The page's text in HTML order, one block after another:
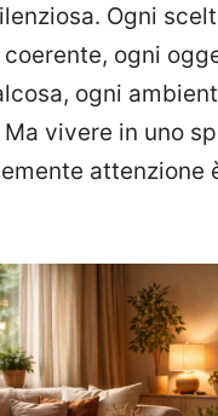
Ogni
ogni
ogni
Ma vivere in uno
attenzione